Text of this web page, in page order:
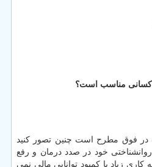
کسانی مناسب است؟
در فوق مطرح است چنین تصور کنید
خود در صدد درمان و رفع
زیاد یا کمبود توانایی مالی نمی